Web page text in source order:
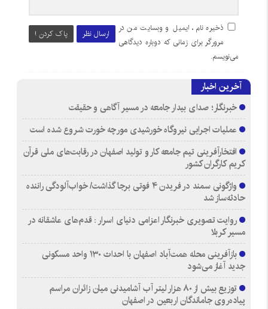
ارسال نظر پاک کردن !
ذخیره نام، ایمیل و وبسایت من در
مرورگر برای زمانی که دوباره دیدگاهی
می‌نویسم.
آخرین اخبار
خبرنگار؛ صدای بیدار جامعه در مسیر آگاهی و حقیقت
عملیات اجرایی نیروگاه خورشیدی مورچه خورت شروع شده است
افتخارآفرینی تیم جامعه کار و تولید اصفهان در رقابت‌های ملی قرآن
کریم کارگران کشور
واژگونی سمند در فریدن ۴ فوتی برجا گذاشت/ خواب‌آلودگی راننده
حادثه‌ساز شد
روایت تصویری خبرنگار اعزامی دنیای اسرار : قدم‌های عاشقانه در
مسیر کربلا
بازآفرینی محله همت‌آباد اصفهان با احداث ۱۳۰ واحد مسکونی
جدید آغاز می‌شود
توزیع بیش از ۸۰ هزار لیتر آب آشامیدنی میان زائران مراسم
پیاده‌روی جاماندگان اربعین در اصفهان